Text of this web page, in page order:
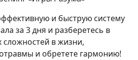
и быструю систему
за 3 дня и разберетесь в
в жизни,
и обретете гармонию!